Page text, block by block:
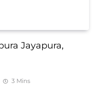
Jayapura,
3 Mins